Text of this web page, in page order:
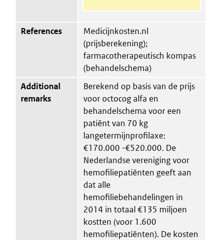
References
Medicijnkosten.nl
(prijsberekening);
farmacotherapeutisch kompas
(behandelschema)
Additional
remarks
Berekend op basis van de prijs
voor octocog alfa en
behandelschema voor een
patiënt van 70 kg
langetermijnprofilaxe:
€170.000 -€520.000. De
Nederlandse vereniging voor
hemofiliepatiënten geeft aan
dat alle
hemofiliebehandelingen in
2014 in totaal €135 miljoen
kostten (voor 1.600
hemofiliepatiënten). De kosten